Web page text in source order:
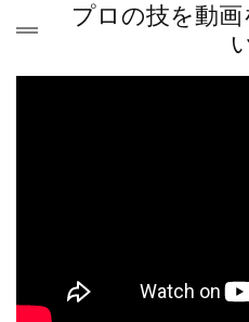
プロの技を動